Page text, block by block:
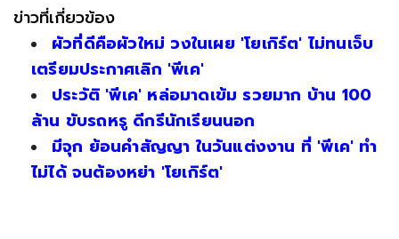
ข่าวที่เกี่ยวข้อง
ผัวที่ดีคือผัวใหม่ วงในเผย 'โยเกิร์ต' ไม่ทนเจ็บ
เตรียมประกาศเลิก 'พีเค'
ประวัติ 'พีเค' หล่อมาดเข้ม รวยมาก บ้าน 100
ล้าน ขับรถหรู ดีกรีนักเรียนนอก
มีจุก ย้อนคำสัญญา ในวันแต่งงาน ที่ 'พีเค' ทำ
ไม่ได้ จนต้องหย่า 'โยเกิร์ต'